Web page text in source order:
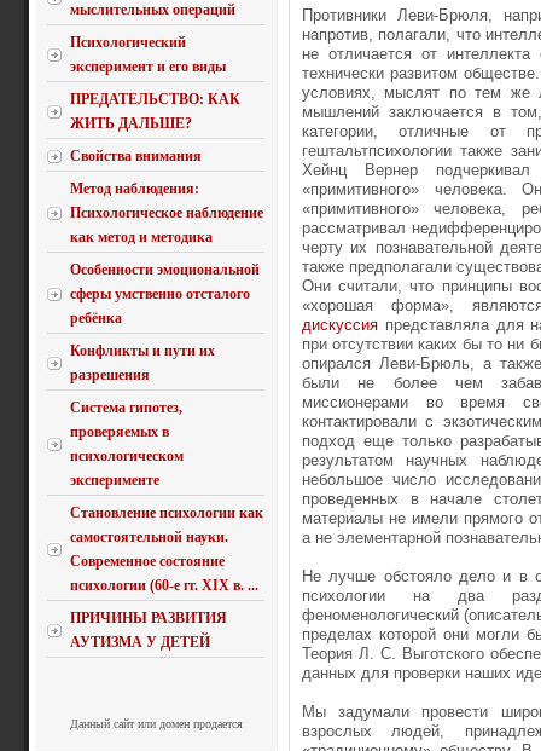
мыслительных операций
Психологический
эксперимент и его виды
ПРЕДАТЕЛЬСТВО: КАК
ЖИТЬ ДАЛЬШЕ?
Свойства внимания
Метод наблюдения:
Психологическое наблюдение
как метод и методика
Особенности эмоциональной
сферы умственно отсталого
ребёнка
Конфликты и пути их
разрешения
Система гипотез,
проверяемых в
психологическом
эксперименте
Становление психологии как
самостоятельной науки.
Современное состояние
психологии (60-е гг. XIX в. ...
ПРИЧИНЫ РАЗВИТИЯ
АУТИЗМА У ДЕТЕЙ
Данный сайт или домен продается
Противники Леви-Брюля,
напротив, полагали, что
не отличается от
технически развитом
условиях, мыслят по тем же
мышлений заключается в
категории, отличные от
гештальтпсихологии также
Хейнц Вернер
«примитивного» человека.
«примитивного» человека,
рассматривал
черту их познавательной
также предполагали
Они считали, что принципы
«хорошая форма»,
дискуссия представляла для
при отсутствии каких бы то ни
опирался Леви-Брюль, а также
были не более чем
миссионерами во время
контактировали с
подход еще только
результатом научных
небольшое число
проведенных в начале
материалы не имели прямого
а не элементарной
Не лучше обстояло дело и в
психологии на два
феноменологический
пределах которой они могли
Теория Л. С. Выготского
данных для проверки наших
Мы задумали провести
взрослых людей,